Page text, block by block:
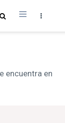
encuentra en